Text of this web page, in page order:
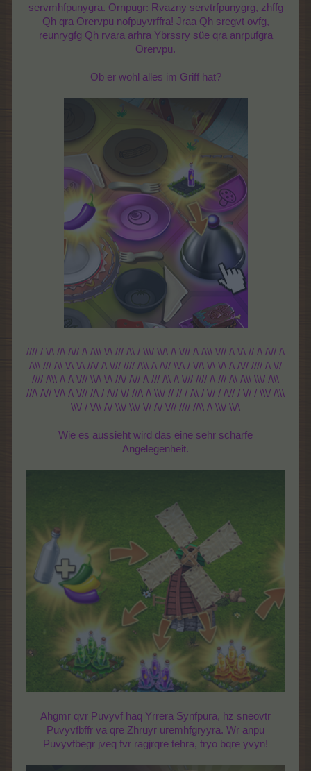
servmhfpunygra. Ornpugr: Rvazny servtrfpunygrg, zhffg
Qh qra Orervpu nofpuyvrffra! Jraa Qh sregvt ovfg,
reunrygfg Qh rvara arhra Ybrssry süe qra anrpufgra
Orervpu.
Ob er wohl alles im Griff hat?
//// / \/\ //\ /\// /\ /\\\ \/\ /// /\\ / \\\/ \\/\ /\ \/// /\ /\\\ \/// /\ \/\ // /\ /\// /\
/\\\ /// /\\ \/\ \/\ //\/ /\ \/// //// /\\\ /\ /\// \\/\ / \//\ \/\ \/\ /\ /\// //// /\ \//
//// /\\\ /\ /\ \/// \\/\ \/\ //\/ /\// /\ /// /\\ /\ \/// //// /\ /// /\\ /\\\ \\\/ /\\\
///\ /\// \//\ /\ \/// //\ / /\// \// ///\ /\ \\\/ // // / /\\ / \// / /\// / \// / \\\/ /\\\
\\\/ / \/\\ /\/ \\\/ \\\/ \// /\/ \/// //// //\\ /\ \\\/ \\/\
Wie es aussieht wird das eine sehr scharfe
Angelegenheit.
Ahgmr qvr Puvyvf haq Yrrera Synfpura, hz sneovtr
Puvyvfbffr va qre Zhruyr uremhfgryyra. Wr anpu
Puvyvfbegr jveq fvr ragjrqre tehra, tryo bqre yvyn!